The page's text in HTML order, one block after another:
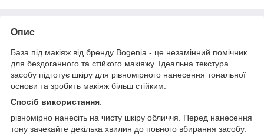
Опис
База під макіяж від бренду Bogenia - це незамінний помічник
для бездоганного та стійкого макіяжу. Ідеальна текстура
засобу підготує шкіру для рівномірного нанесення тональної
основи та зробить макіяж більш стійким.
Спосіб використання:
рівномірно нанесіть на чисту шкіру обличчя. Перед нанесення
тону зачекайте декілька хвилин до повного вбирання засобу.